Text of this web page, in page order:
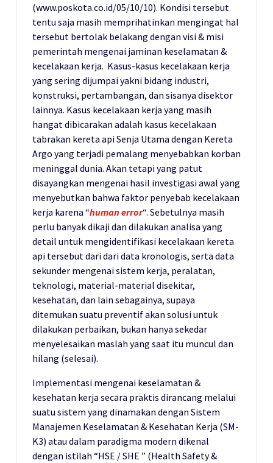
(www.poskota.co.id/05/10/10). Kondisi tersebut
tentu saja masih memprihatinkan mengingat hal
tersebut bertolak belakang dengan visi & misi
pemerintah mengenai jaminan keselamatan &
kecelakaan kerja. Kasus-kasus kecelakaan kerja
yang sering dijumpai yakni bidang industri,
konstruksi, pertambangan, dan sisanya disektor
lainnya. Kasus kecelakaan kerja yang masih
hangat dibicarakan adalah kasus kecelakaan
tabrakan kereta api Senja Utama dengan Kereta
Argo yang terjadi pemalang menyebabkan korban
meninggal dunia. Akan tetapi yang patut
disayangkan mengenai hasil investigasi awal yang
menyebutkan bahwa faktor penyebab kecelakaan
kerja karena “human error“. Sebetulnya masih
perlu banyak dikaji dan dilakukan analisa yang
detail untuk mengidentifikasi kecelakaan kereta
api tersebut dari dari data kronologis, serta data
sekunder mengenai sistem kerja, peralatan,
teknologi, material-material disekitar,
kesehatan, dan lain sebagainya, supaya
ditemukan suatu preventif akan solusi untuk
dilakukan perbaikan, bukan hanya sekedar
menyelesaikan maslah yang saat itu muncul dan
hilang (selesai).
Implementasi mengenai keselamatan &
kesehatan kerja secara praktis dirancang melalui
suatu sistem yang dinamakan dengan Sistem
Manajemen Keselamatan & Kesehatan Kerja (SM-
K3) atau dalam paradigma modern dikenal
dengan istilah “HSE / SHE ” (Health Safety &